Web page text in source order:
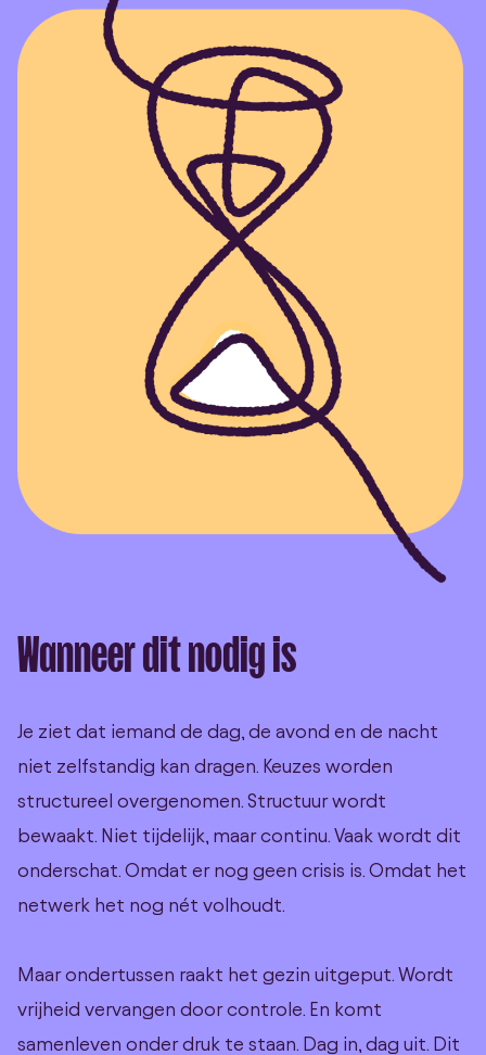
Wanneer dit nodig is
Je ziet dat iemand de dag, de avond en de nacht
niet zelfstandig kan dragen. Keuzes worden
structureel overgenomen. Structuur wordt
bewaakt. Niet tijdelijk, maar continu. Vaak wordt dit
onderschat. Omdat er nog geen crisis is. Omdat het
netwerk het nog nét volhoudt.
Maar ondertussen raakt het gezin uitgeput. Wordt
vrijheid vervangen door controle. En komt
samenleven onder druk te staan. Dag in, dag uit. Dit